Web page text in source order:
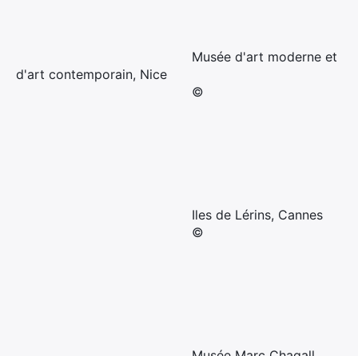
Musée d'art moderne et
d'art contemporain, Nice
©
Iles de Lérins, Cannes
©